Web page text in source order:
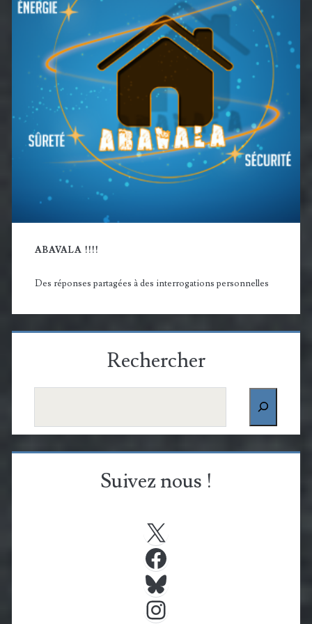
ABAVALA !!!!
Des réponses partagées à des interrogations personnelles
Rechercher
Suivez nous !